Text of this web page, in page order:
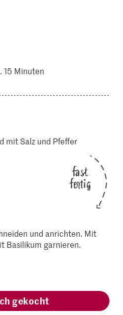
15 Minuten
mit Salz und Pfeffer
fast
fertig
und anrichten. Mit
Basilikum garnieren.
gekocht